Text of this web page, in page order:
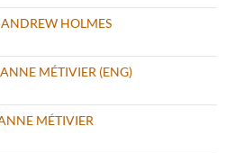
HOLMES
MÉTIVIER (ENG)
MÉTIVIER